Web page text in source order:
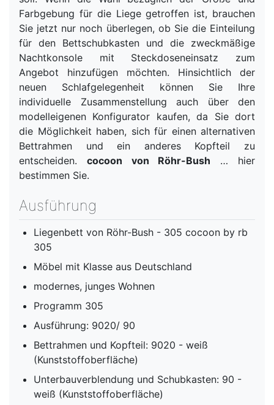
Farbgebung für die Liege getroffen ist, brauchen
Sie jetzt nur noch überlegen, ob Sie die Einteilung
für den Bettschubkasten und die zweckmäßige
Nachtkonsole mit Steckdoseneinsatz zum
Angebot hinzufügen möchten. Hinsichtlich der
neuen Schlafgelegenheit können Sie Ihre
individuelle Zusammenstellung auch über den
modelleigenen Konfigurator kaufen, da Sie dort
die Möglichkeit haben, sich für einen alternativen
Bettrahmen und ein anderes Kopfteil zu
entscheiden. cocoon von Röhr-Bush … hier
bestimmen Sie.
Ausführung
Liegenbett von Röhr-Bush - 305 cocoon by rb
305
Möbel mit Klasse aus Deutschland
modernes, junges Wohnen
Programm 305
Ausführung: 9020/ 90
Bettrahmen und Kopfteil: 9020 - weiß
(Kunststoffoberfläche)
Unterbauverblendung und Schubkasten: 90 -
weiß (Kunststoffoberfläche)